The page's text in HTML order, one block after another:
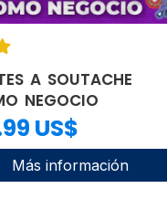
A SOUTACHE
NEGOCIO
US$
Más información